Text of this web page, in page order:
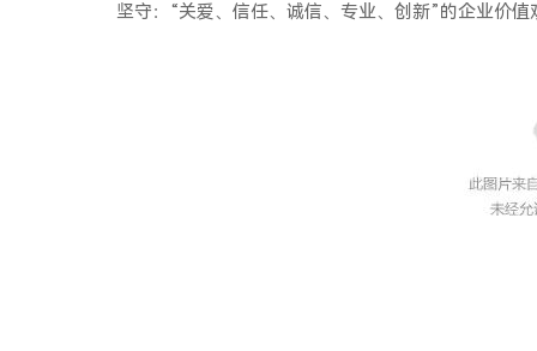
坚守：“关爱、信任、诚信、专业、创新”的企业价值